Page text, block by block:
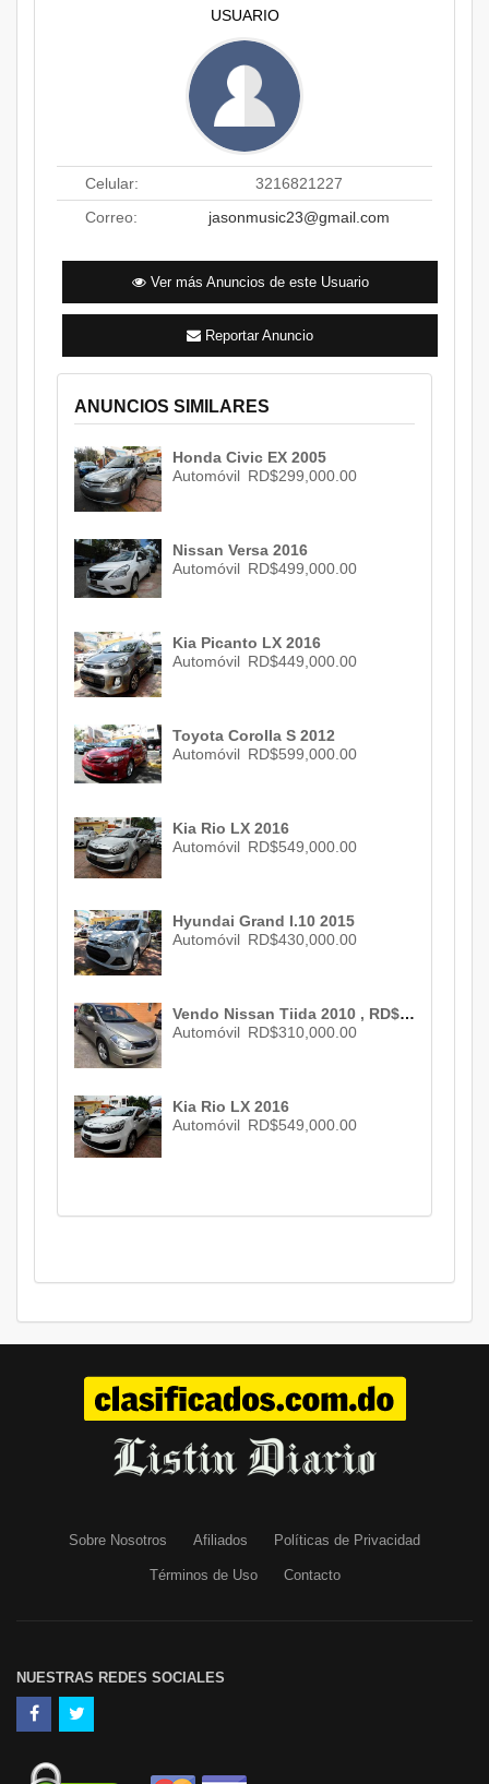
USUARIO
Celular:
3216821227
Correo:
jasonmusic23@gmail.com
Ver más Anuncios de este Usuario
Reportar Anuncio
ANUNCIOS SIMILARES
Honda Civic EX 2005
Automóvil RD$299,000.00
Nissan Versa 2016
Automóvil RD$499,000.00
Kia Picanto LX 2016
Automóvil RD$449,000.00
Toyota Corolla S 2012
Automóvil RD$599,000.00
Kia Rio LX 2016
Automóvil RD$549,000.00
Hyundai Grand I.10 2015
Automóvil RD$430,000.00
Vendo Nissan Tiida 2010 , RD$ 310,000.00
Automóvil RD$310,000.00
Kia Rio LX 2016
Automóvil RD$549,000.00
Sobre Nosotros Afiliados Políticas de Privacidad
Términos de Uso Contacto
NUESTRAS REDES SOCIALES